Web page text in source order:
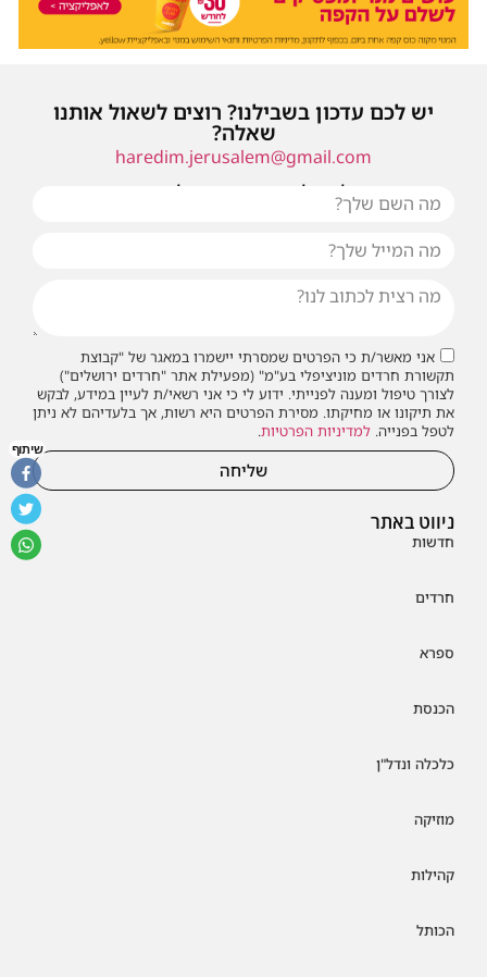
ניווט באתר
חדשות
חרדים
ספרא
הכנסת
כלכלה ונדל"ן
מוזיקה
קהילות
הכותל
יש לכם עדכון בשבילנו? רוצים לשאול אותנו
שאלה?
haredim.jerusalem@gmail.com
או שילחו אלינו פנייה ונחזור אליכם בהקדם
אני מאשר/ת כי הפרטים שמסרתי יישמרו במאגר של "קבוצת
תקשורת חרדים מוניציפלי בע"מ" (מפעילת אתר "חרדים ירושלים")
לצורך טיפול ומענה לפנייתי. ידוע לי כי אני רשאי/ת לעיין במידע, לבקש
את תיקונו או מחיקתו. מסירת הפרטים היא רשות, אך בלעדיהם לא ניתן
לטפל בפנייה. למדיניות הפרטיות.
שליחה
שיתוף